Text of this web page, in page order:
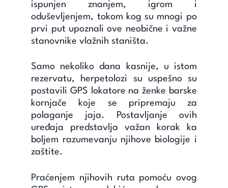
ispunjen znanjem, igrom i
oduševljenjem, tokom kog su mnogi po
prvi put upoznali ove neobične i važne
stanovnike vlažnih staništa.
Samo nekoliko dana kasnije, u istom
rezervatu, herpetolozi su uspešno su
postavili GPS lokatore na ženke barske
kornjače koje se pripremaju za
polaganje jaja. Postavljanje ovih
uređaja predstavlja važan korak ka
boljem razumevanju njihove biologije i
zaštite.
Praćenjem njihovih ruta pomoću ovog